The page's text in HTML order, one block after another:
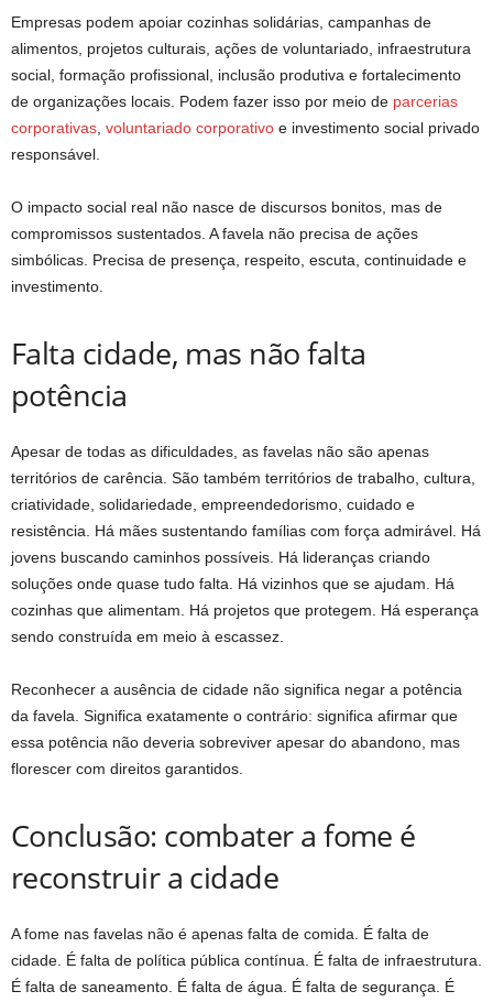
Empresas podem apoiar cozinhas solidárias, campanhas de
alimentos, projetos culturais, ações de voluntariado, infraestrutura
social, formação profissional, inclusão produtiva e fortalecimento
de organizações locais. Podem fazer isso por meio de parcerias
corporativas voluntariado corporativo e investimento social privado
responsável.
O impacto social real não nasce de discursos bonitos, mas de
compromissos sustentados. A favela não precisa de ações
simbólicas. Precisa de presença, respeito, escuta, continuidade e
investimento.
Falta cidade, mas não falta
potência
Apesar de todas as dificuldades, as favelas não são apenas
territórios de carência. São também territórios de trabalho, cultura,
criatividade, solidariedade, empreendedorismo, cuidado e
resistência. Há mães sustentando famílias com força admirável. Há
jovens buscando caminhos possíveis. Há lideranças criando
soluções onde quase tudo falta. Há vizinhos que se ajudam. Há
cozinhas que alimentam. Há projetos que protegem. Há esperança
sendo construída em meio à escassez.
Reconhecer a ausência de cidade não significa negar a potência
da favela. Significa exatamente o contrário: significa afirmar que
essa potência não deveria sobreviver apesar do abandono, mas
florescer com direitos garantidos.
Conclusão: combater a fome é
reconstruir a cidade
A fome nas favelas não é apenas falta de comida. É falta de
cidade. É falta de política pública contínua. É falta de infraestrutura.
É falta de saneamento. É falta de água. É falta de segurança. É